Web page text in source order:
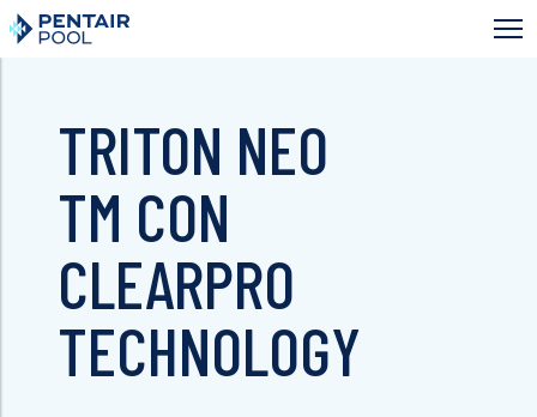
Skip
to
main
TRITON NEO
TM CON
CLEARPRO
TECHNOLOGY